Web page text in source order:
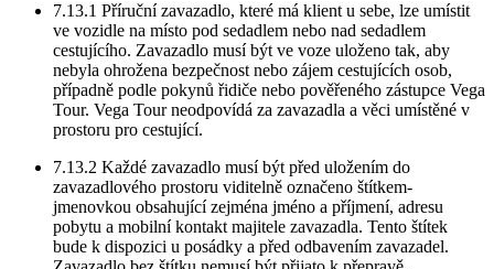
7.13.1 Příruční zavazadlo, které má klient u sebe, lze umístit
ve vozidle na místo pod sedadlem nebo nad sedadlem
cestujícího. Zavazadlo musí být ve voze uloženo tak, aby
nebyla ohrožena bezpečnost nebo zájem cestujících osob,
případně podle pokynů řidiče nebo pověřeného zástupce Vega
Tour. Vega Tour neodpovídá za zavazadla a věci umístěné v
prostoru pro cestující.
7.13.2 Každé zavazadlo musí být před uložením do
zavazadlového prostoru viditelně označeno štítkem-
jmenovkou obsahující zejména jméno a příjmení, adresu
pobytu a mobilní kontakt majitele zavazadla. Tento štítek
bude k dispozici u posádky a před odbavením zavazadel.